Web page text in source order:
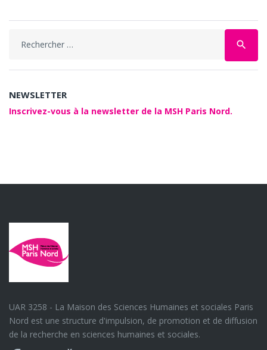
search
NEWSLETTER
Inscrivez-vous à la newsletter de la MSH Paris Nord.
UAR 3258 - La Maison des Sciences Humaines et sociales Paris
Nord est une structure d'impulsion, de promotion et de diffusion
de la recherche en sciences humaines et sociales.